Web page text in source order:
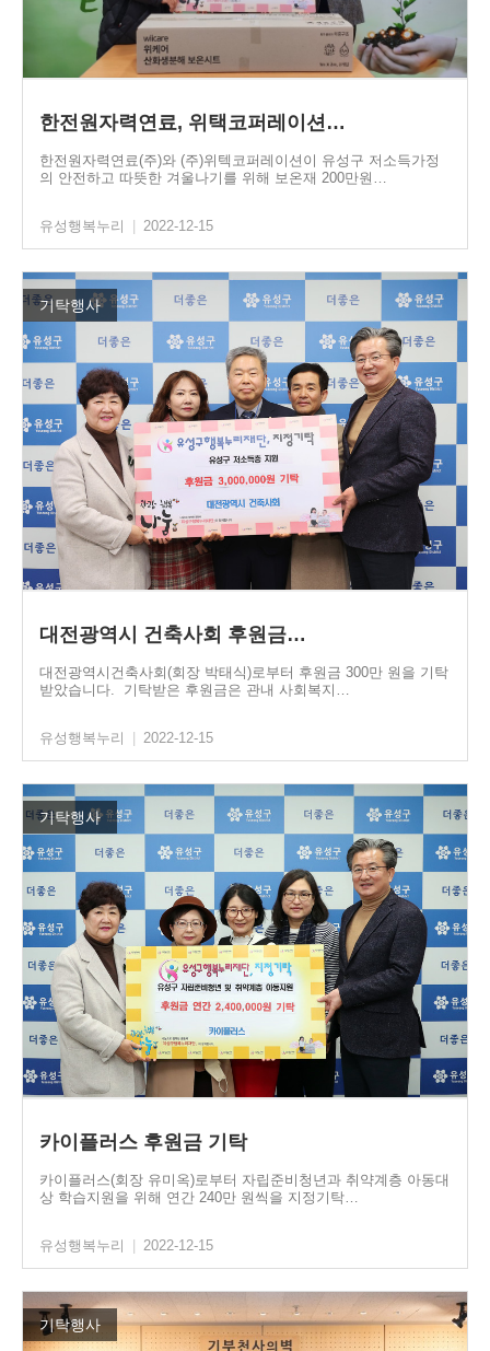
한전원자력연료, 위택코퍼레이션…
한전원자력연료(주)와 (주)위텍코퍼레이션이 유성구 저소득가정
의 안전하고 따뜻한 겨울나기를 위해 보온재 200만원…
유성행복누리 2022-12-15
기탁행사
대전광역시 건축사회 후원금…
대전광역시건축사회(회장 박태식)로부터 후원금 300만 원을 기탁
받았습니다. 기탁받은 후원금은 관내 사회복지…
유성행복누리 2022-12-15
기탁행사
카이플러스 후원금 기탁
카이플러스(회장 유미옥)로부터 자립준비청년과 취약계층 아동대
상 학습지원을 위해 연간 240만 원씩을 지정기탁…
유성행복누리 | 2022-12-15
기탁행사